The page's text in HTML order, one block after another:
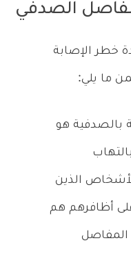
الصدفي
خطر الإصابة
ما يلي:
بالصدفية هو
الذين
أظافرهم هم
المفاصل